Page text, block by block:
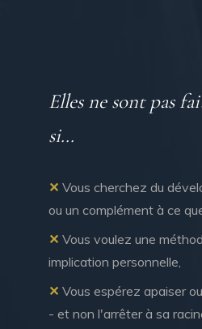
Elles ne sont pas
si...
✕ Vous cherchez du
ou un complément à ce
✕ Vous voulez une
implication personnelle,
✕ Vous espérez apaiser
- et non l'arrêter à sa